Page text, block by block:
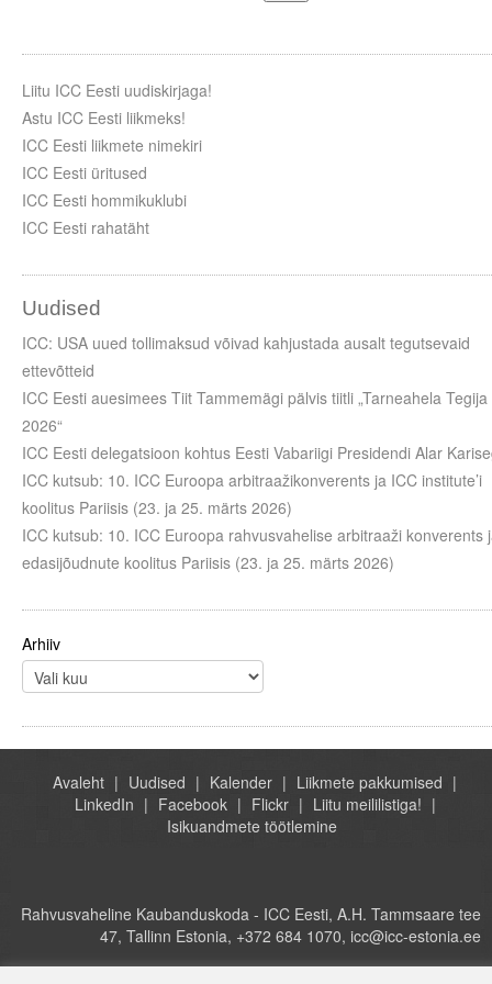
Oskusteave
Abimaterjalid
Projektid
Liitu ICC Eesti uudiskirjaga!
Astu ICC Eesti liikmeks!
ICC Eesti liikmete nimekiri
ICC Eesti üritused
ICC Eesti hommikuklubi
ICC Eesti rahatäht
Uudised
ICC: USA uued tollimaksud võivad kahjustada ausalt tegutsevaid
ettevõtteid
ICC Eesti auesimees Tiit Tammemägi pälvis tiitli „Tarneahela Tegija
2026“
ICC Eesti delegatsioon kohtus Eesti Vabariigi Presidendi Alar
ICC kutsub: 10. ICC Euroopa arbitraažikonverents ja ICC institute’i
koolitus Pariisis (23. ja 25. märts 2026)
ICC kutsub: 10. ICC Euroopa rahvusvahelise arbitraaži konverents
edasijõudnute koolitus Pariisis (23. ja 25. märts 2026)
Arhiiv
Avaleht Uudised Kalender
Liikmete pakkumised
LinkedIn
Facebook Flickr
Liitu meililistiga!
Isikuandmete töötlemine
Rahvusvaheline Kaubanduskoda - ICC Eesti, A.H. Tammsaare tee
47, Tallinn Estonia, +372 684 1070, icc@icc-estonia.ee